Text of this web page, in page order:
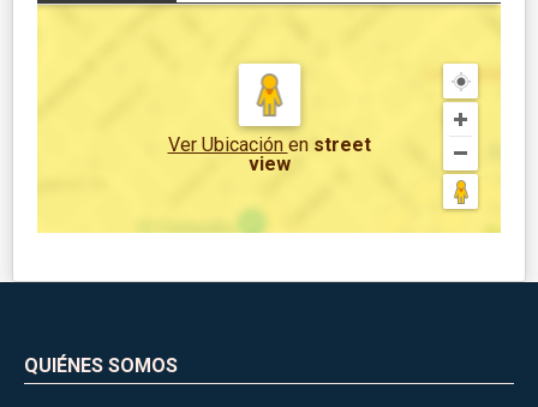
Ver Ubicación en street
view
QUIÉNES SOMOS